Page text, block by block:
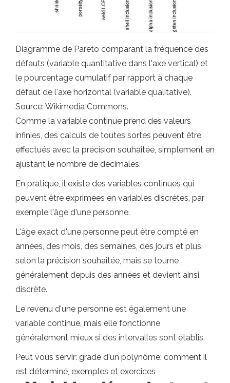
Diagramme de Pareto comparant la fréquence des
défauts (variable quantitative dans l'axe vertical) et
le pourcentage cumulatif par rapport à chaque
défaut de l'axe horizontal (variable qualitative).
Source: Wikimedia Commons.
Comme la variable continue prend des valeurs
infinies, des calculs de toutes sortes peuvent être
effectués avec la précision souhaitée, simplement en
ajustant le nombre de décimales.
En pratique, il existe des variables continues qui
peuvent être exprimées en variables discrètes, par
exemple l'âge d'une personne.
L'âge exact d'une personne peut être compté en
années, des mois, des semaines, des jours et plus,
selon la précision souhaitée, mais se tourne
généralement depuis des années et devient ainsi
discrète.
Le revenu d'une personne est également une
variable continue, mais elle fonctionne
généralement mieux si des intervalles sont établis.
Peut vous servir: grade d'un polynôme: comment il
est déterminé, exemples et exercices